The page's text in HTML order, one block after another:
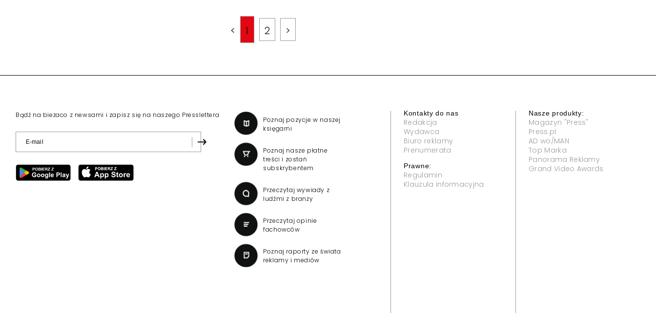
< 1 2 >
Bądź na bieżaco z newsami i zapisz się na naszego Presslettera
Poznaj pozycje w naszej
księgarni
Poznaj nasze płatne
treści i zostań
subskrybentem
Przeczytaj wywiady z
ludźmi z branży
Przeczytaj opinie
fachowców
Poznaj raporty ze świata
reklamy i mediów
Kontakty do nas
Redakcja
Wydawca
Biuro reklamy
Prenumerata
Prawne:
Regulamin
Klauzula informacyjna
Nasze produkty:
Magazyn "Press"
Press.pl
AD wo/MAN
Top Marka
Panorama Reklamy
Grand Video Awards